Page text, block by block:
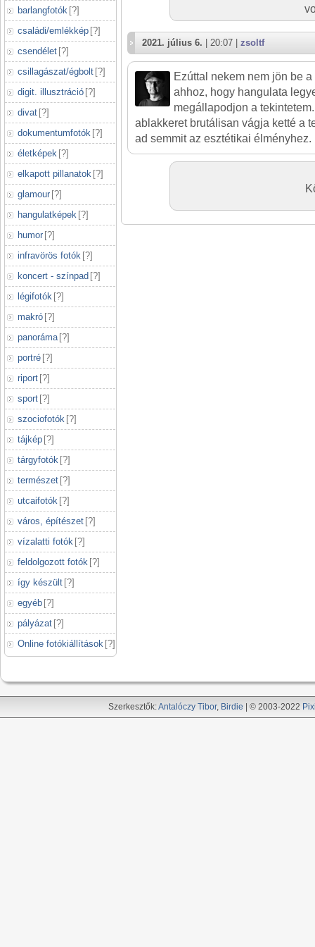
barlangfotók [?]
családi/emlékkép [?]
csendélet [?]
csillagászat/égbolt [?]
digit. illusztráció [?]
divat [?]
dokumentumfotók [?]
életképek [?]
elkapott pillanatok [?]
glamour [?]
hangulatképek [?]
humor [?]
infravörös fotók [?]
koncert - színpad [?]
légifotók [?]
makró [?]
panoráma [?]
portré [?]
riport [?]
sport [?]
szociofotók [?]
tájkép [?]
tárgyfotók [?]
természet [?]
utcaifotók [?]
város, építészet [?]
vízalatti fotók [?]
feldolgozott fotók [?]
így készült [?]
egyéb [?]
pályázat [?]
Online fotókiállítások [?]
2021. július 6. | 20:07 | zsoltf
Ezúttal nekem nem jön be
ahhoz, hogy hangulata
megállapodjon a
ablakkeret brutálisan vágja ketté a
ad semmit az esztétikai élményhez.
Szerkesztők:Antalóczy Tibor, Birdie | © 2003-2022